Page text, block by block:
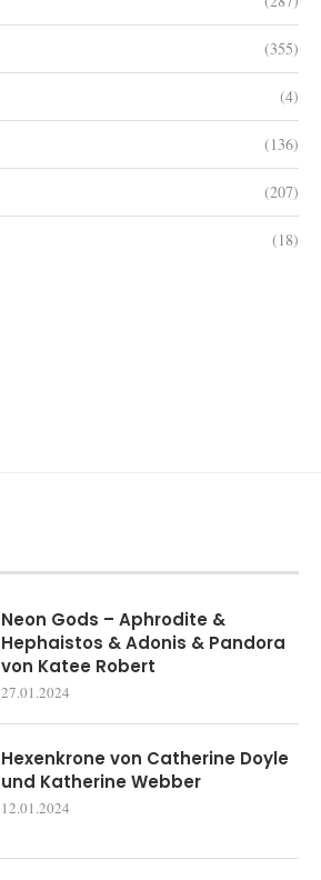
(355)
(4)
(136)
(207)
(18)
Neon Gods – Aphrodite &
Hephaistos & Adonis & Pandora
von Katee Robert
27.01.2024
Hexenkrone von Catherine Doyle
und Katherine Webber
12.01.2024